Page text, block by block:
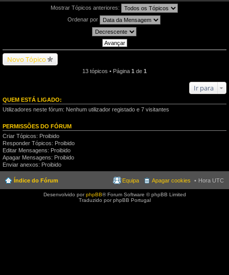
Mostrar Tópicos anteriores:
Ordenar por
Novo Tópico
13 tópicos • Página 1 de 1
Ir para
QUEM ESTÁ LIGADO:
Utilizadores neste fórum: Nenhum utilizador registado e 7 visitantes
PERMISSÕES DO FÓRUM
Criar Tópicos: Proibido
Responder Tópicos: Proibido
Editar Mensagens: Proibido
Apagar Mensagens: Proibido
Enviar anexos: Proibido
Índice do Fórum Hora UTC
Apagar cookies
Equipa
Desenvolvido porphpBB® Forum Software © phpBB Limited
Traduzido por phpBB Portugal